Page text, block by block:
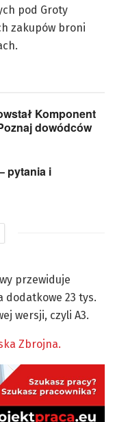
pod Groty
zakupów broni
Komponent
dowódców
pytania i
przewiduje
dodatkowe 23 tys.
wersji, czyli A3.
Zbrojna.